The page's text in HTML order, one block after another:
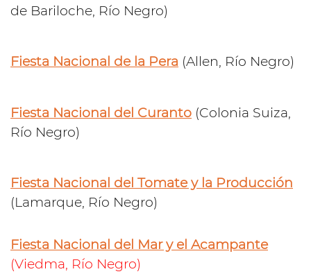
de Bariloche, Río Negro)
Fiesta Nacional de la Pera (Allen, Río Negro)
Fiesta Nacional del Curanto (Colonia Suiza,
Río Negro)
Fiesta Nacional del Tomate y la Producción
(Lamarque, Río Negro)
Fiesta Nacional del Mar y el Acampante
(Viedma, Río Negro)